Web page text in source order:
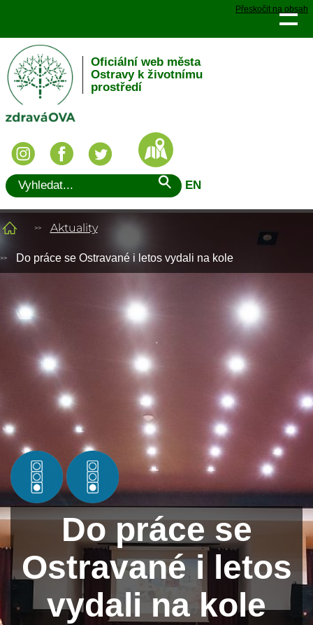
Přeskočit na obsah
Oficiální web města
Ostravy k životnímu
prostředí
EN
Aktuality
Do práce se Ostravané i letos vydali na kole
Do práce se
Ostravané i letos
vydali na kole